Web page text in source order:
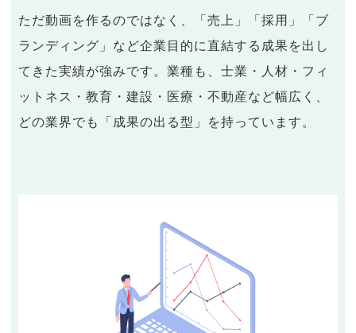
ただ動画を作るのではなく、「売上」「採用」「ブ
ランディング」など企業目的に直結する成果を出し
てきた実績が強みです。業種も、士業・人材・フィ
ットネス・教育・建設・医療・不動産など幅広く、
どの業界でも「成果の出る型」を持っています。